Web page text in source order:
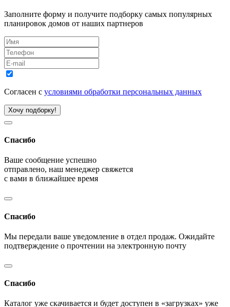
Заполните форму и получите подборку самых популярных
планировок домов от наших партнеров
Согласен с условиями обработки персональных данных
Хочу подборку!
Спасибо
Ваше сообщение успешно
отправлено, наш менеджер свяжется
с вами в ближайшее время
Спасибо
Мы передали ваше уведомление в отдел продаж. Ожидайте
подтверждение о прочтении на электронную почту
Спасибо
Каталог уже скачивается и будет доступен в «загрузках» уже